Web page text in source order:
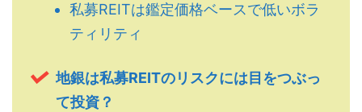
私募REITは鑑定価格ベースで低いボラ
ティリティ
地銀は私募REITのリスクには目をつぶっ
て投資？